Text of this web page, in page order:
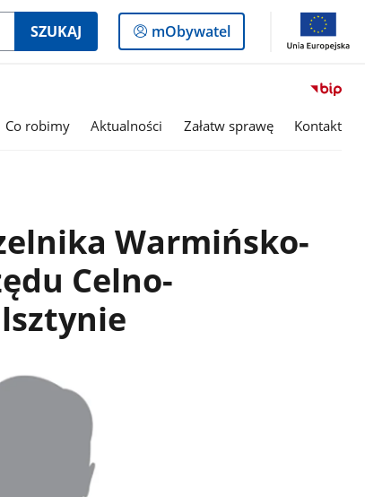
SZUKAJ
Logowanie
do
mObywatel
Co robimy Aktualności Załatw sprawę Kontakt
Warmińsko-
Celno-